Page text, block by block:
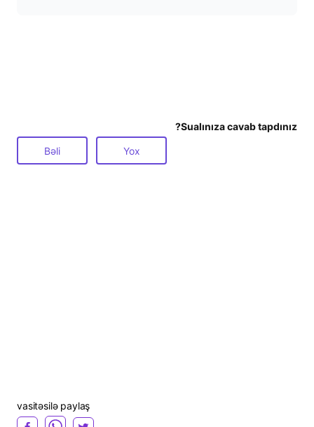
Sualınıza cavab tapdınız?
Bəli Yox
vasitəsilə paylaş